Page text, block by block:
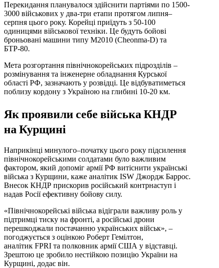
Перекидання планувалося здійснити партіями по 1500-
3000 військових у два-три етапи протягом липня–
серпня цього року. Корейці приїдуть з 50-100
одиницями військової техніки. Це будуть бойові
броньовані машини типу M2010 (Cheonma-D) та
БТР-80.
Мета розгортання північнокорейських підрозділів –
розмінування та інженерне обладнання Курської
області РФ, зазначають у розвідці. Це відбуватиметься
поблизу кордону з Україною на глибині 10-20 км.
Як проявили себе війська КНДР
на Курщині
Наприкінці минулого–початку цього року підсилення
північнокорейськими солдатами було важливим
фактором, який допоміг армії РФ витіснити українські
війська з Курщини, каже аналітик ISW Джордж Баррос.
Внесок КНДР прискорив російський контрнаступ і
надав Росії ефективну бойову силу.
«Північнокорейські війська відіграли важливу роль у
підтримці тиску на фронті, а російські дрони
перешкоджали постачанню українських військ», –
погоджується з оцінкою Роберт Гемілтон,
аналітик FPRI та полковник армії США у відставці.
Зрештою це зробило нестійкою позицію України на
Курщині, додає він.